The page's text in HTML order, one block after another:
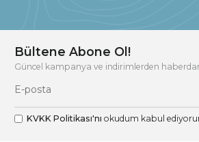
Bültene Abone Ol!
Güncel kampanya ve indirimlerden
KVKK Politikası'nı okudum kabul